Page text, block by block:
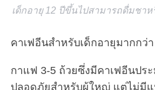
เด็กอายุ 12 ปีขึ้นไปสามารถดื่มชา
คาเฟอีนสำหรับเด็กอายุมากกว่
กาแฟ 3-5 ถ้วยซึ่งมีคาเฟอีนปร
ปลอดภัยสำหรับผู้ใหญ่ แต่ไม่มีแ